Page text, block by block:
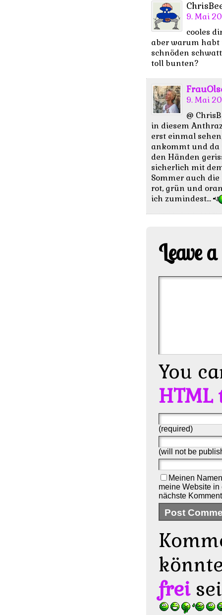
9. Mai
cooles
aber warum
schnöden
toll bunten?
9. Mai
@
in diesem
erst einmal
ankommt und da
den Händen
sicherlich mit
Sommer auch
rot, grün und
ich zumindest…
Leave
You
HTML
(required)
(will not be
Meinen
meine Website
nächste
frei